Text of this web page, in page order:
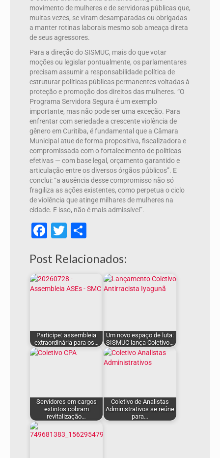
movimento de mulheres e de servidoras públicas que,
muitas vezes, se viram desamparadas ou obrigadas
a manter rotinas laborais mesmo sob ameaça direta
de seus agressores.
Para a direção do SISMUC, mais do que votar
moções ou legislar pontualmente, os parlamentares
precisam assumir a responsabilidade política de
estruturar políticas públicas permanentes voltadas à
proteção e promoção dos direitos das mulheres. “O
Programa Servidora Segura é um exemplo
importante, mas não pode ser uma exceção. Para
enfrentar com seriedade a crescente violência de
gênero em Curitiba, é fundamental que a Câmara
Municipal atue de forma propositiva, fiscalizadora e
compromissada com o fortalecimento de políticas
efetivas — com base legal, orçamento garantido e
articulação entre os diversos órgãos públicos”. E
conclui: “a ausência desse compromisso não só
fragiliza as ações existentes, como perpetua o ciclo
de violência que atinge milhares de mulheres na
cidade. E isso, não é mais admissível”.
Facebook
Twitter
Post Relacionados:
Participe: assembleia
extraordinária para os…
Um novo espaço de luta:
SISMUC lança Coletivo…
Servidores em cargos
extintos cobram
revitalização…
Coletivo de Analistas
Administrativos se reúne
para…